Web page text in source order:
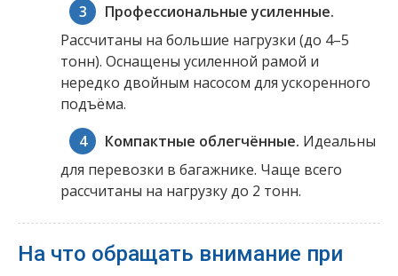
Профессиональные усиленные.
Рассчитаны на большие нагрузки (до 4–5
тонн). Оснащены усиленной рамой и
нередко двойным насосом для ускоренного
подъёма.
Компактные облегчённые. Идеальны
для перевозки в багажнике. Чаще всего
рассчитаны на нагрузку до 2 тонн.
На что обращать внимание при